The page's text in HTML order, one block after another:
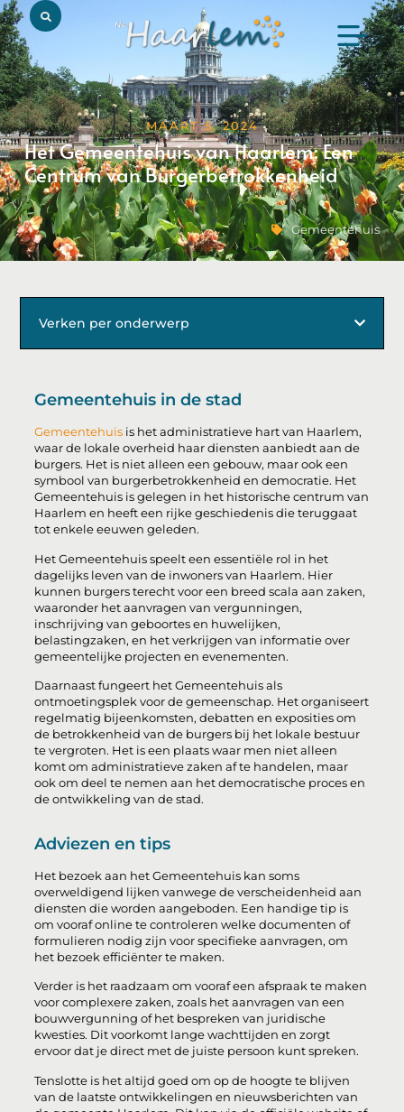
MAART 5, 2024
Het Gemeentehuis van Haarlem: Een
Centrum van Burgerbetrokkenheid
Gemeentehuis
Gemeentehuis in de stad
Gemeentehuis is het administratieve hart van Haarlem,
waar de lokale overheid haar diensten aanbiedt aan de
burgers. Het is niet alleen een gebouw, maar ook een
symbool van burgerbetrokkenheid en democratie. Het
Gemeentehuis is gelegen in het historische centrum van
Haarlem en heeft een rijke geschiedenis die teruggaat
tot enkele eeuwen geleden.
Het Gemeentehuis speelt een essentiële rol in het
dagelijks leven van de inwoners van Haarlem. Hier
kunnen burgers terecht voor een breed scala aan zaken,
waaronder het aanvragen van vergunningen,
inschrijving van geboortes en huwelijken,
belastingzaken, en het verkrijgen van informatie over
gemeentelijke projecten en evenementen.
Daarnaast fungeert het Gemeentehuis als
ontmoetingsplek voor de gemeenschap. Het organiseert
regelmatig bijeenkomsten, debatten en exposities om
de betrokkenheid van de burgers bij het lokale bestuur
te vergroten. Het is een plaats waar men niet alleen
komt om administratieve zaken af te handelen, maar
ook om deel te nemen aan het democratische proces en
de ontwikkeling van de stad.
Adviezen en tips
Het bezoek aan het Gemeentehuis kan soms
overweldigend lijken vanwege de verscheidenheid aan
diensten die worden aangeboden. Een handige tip is
om vooraf online te controleren welke documenten of
formulieren nodig zijn voor specifieke aanvragen, om
het bezoek efficiënter te maken.
Verder is het raadzaam om vooraf een afspraak te maken
voor complexere zaken, zoals het aanvragen van een
bouwvergunning of het bespreken van juridische
kwesties. Dit voorkomt lange wachttijden en zorgt
ervoor dat je direct met de juiste persoon kunt spreken.
Tenslotte is het altijd goed om op de hoogte te blijven
van de laatste ontwikkelingen en nieuwsberichten van
Verken per onderwerp